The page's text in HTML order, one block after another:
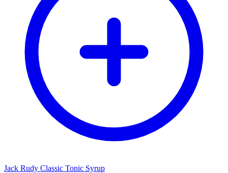
Jack Rudy Classic Tonic Syrup